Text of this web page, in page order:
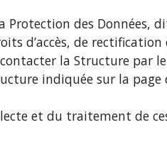
des Données,
d’accès, de
la Structure par
indiquée sur la
et du traitement de